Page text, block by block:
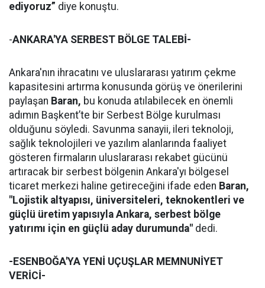
ediyoruz” diye konuştu.
-ANKARA'YA SERBEST BÖLGE TALEBİ-
Ankara'nın ihracatını ve uluslararası yatırım çekme
kapasitesini artırma konusunda görüş ve önerilerini
paylaşan Baran, bu konuda atılabilecek en önemli
adımın Başkent’te bir Serbest Bölge kurulması
olduğunu söyledi. Savunma sanayii, ileri teknoloji,
sağlık teknolojileri ve yazılım alanlarında faaliyet
gösteren firmaların uluslararası rekabet gücünü
artıracak bir serbest bölgenin Ankara'yı bölgesel
ticaret merkezi haline getireceğini ifade eden Baran,
"Lojistik altyapısı, üniversiteleri, teknokentleri ve
güçlü üretim yapısıyla Ankara, serbest bölge
yatırımı için en güçlü aday durumunda" dedi.
-ESENBOĞA'YA YENİ UÇUŞLAR MEMNUNİYET
VERİCİ-